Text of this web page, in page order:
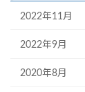
2022年11月
2022年9月
2020年8月